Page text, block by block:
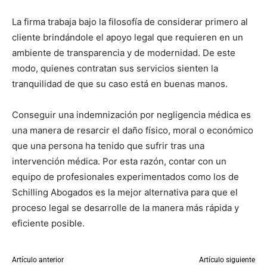
La firma trabaja bajo la filosofía de considerar primero al
cliente brindándole el apoyo legal que requieren en un
ambiente de transparencia y de modernidad. De este
modo, quienes contratan sus servicios sienten la
tranquilidad de que su caso está en buenas manos.
Conseguir una indemnización por negligencia médica es
una manera de resarcir el daño físico, moral o económico
que una persona ha tenido que sufrir tras una
intervención médica. Por esta razón, contar con un
equipo de profesionales experimentados como los de
Schilling Abogados es la mejor alternativa para que el
proceso legal se desarrolle de la manera más rápida y
eficiente posible.
Artículo anterior Artículo siguiente